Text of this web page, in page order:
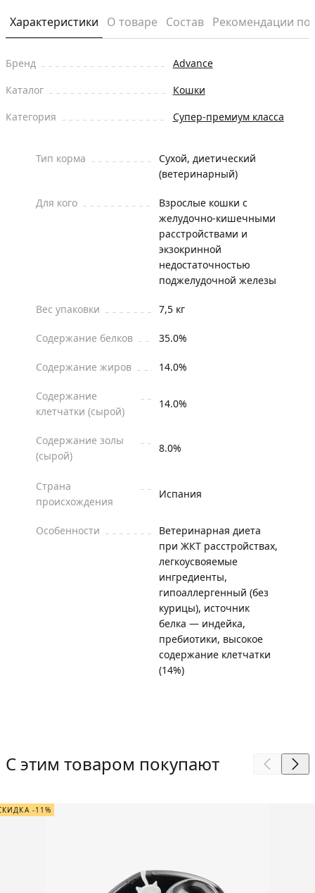
Характеристики О товаре Состав Рекомендации
Бренд
Advance
Каталог
Кошки
Категория
Супер-премиум класса
Тип корма
Сухой, диетический
(ветеринарный)
Для кого
Взрослые кошки с
желудочно-кишечными
расстройствами и
экзокринной
недостаточностью
поджелудочной железы
Вес упаковки 7,5 кг
Содержание белков 35.0%
Содержание жиров 14.0%
Содержание
клетчатки (сырой)
14.0%
Содержание золы
(сырой)
8.0%
Страна
происхождения
Испания
Особенности
Ветеринарная диета
при ЖКТ расстройствах,
легкоусвояемые
ингредиенты,
гипоаллергенный (без
курицы), источник
белка — индейка,
пребиотики, высокое
содержание клетчатки
(14%)
С этим товаром покупают
-11%